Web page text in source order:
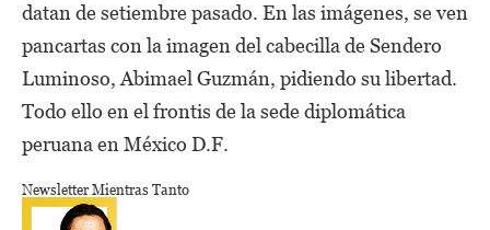
datan de setiembre pasado. En las imágenes, se ven
pancartas con la imagen del cabecilla de Sendero
Luminoso, Abimael Guzmán, pidiendo su libertad.
Todo ello en el frontis de la sede diplomática
peruana en México D.F.
Newsletter Mientras Tanto